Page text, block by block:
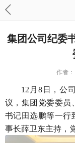
集团公司纪委
作者：
12月8日，公
议，集团党委委员
书记田选鹏等一行
事长薛卫东主持，